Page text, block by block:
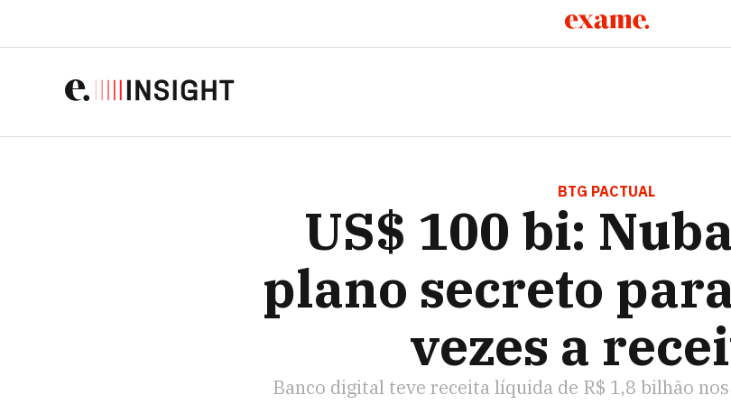
BTG PACTUAL
US$ 100 bi:
plano secreto
vezes a
Banco digital teve receita líquida de R$ 1,8 bilhão